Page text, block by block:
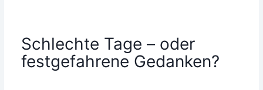
Schlechte Tage – oder
festgefahrene Gedanken?